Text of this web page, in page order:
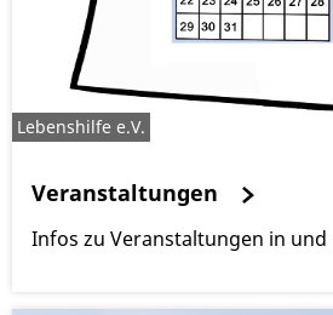
Lebenshilfe e.V.
Veranstaltungen
Infos zu Veranstaltungen in